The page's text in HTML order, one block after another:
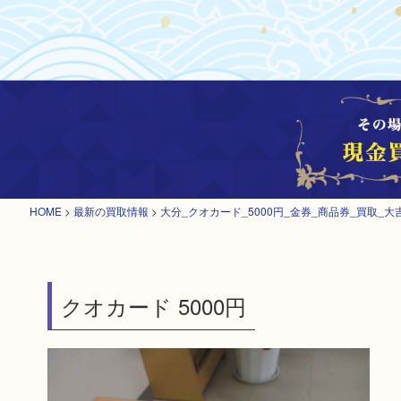
HOME > 最新の買取情報 > 大分_クオカード_5000円_金券_商品券_買取_大
クオカード 5000円